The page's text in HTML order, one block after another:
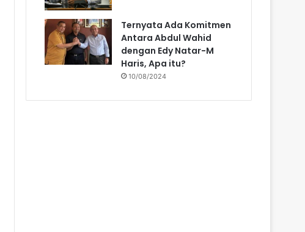
Ternyata Ada Komitmen
Antara Abdul Wahid
dengan Edy Natar-M
Haris, Apa itu?
10/08/2024